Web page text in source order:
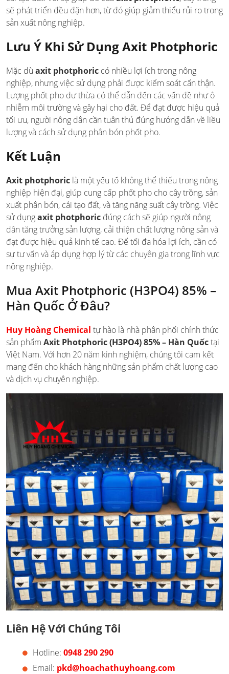
sẽ phát triển đều đặn hơn, từ đó giúp giảm thiểu rủi ro trong
sản xuất nông nghiệp.
Lưu Ý Khi Sử Dụng Axit Photphoric
Mặc dù axit photphoric có nhiều lợi ích trong nông
nghiệp, nhưng việc sử dụng phải được kiểm soát cẩn thận.
Lượng phốt pho dư thừa có thể dẫn đến các vấn đề như ô
nhiễm môi trường và gây hại cho đất. Để đạt được hiệu quả
tối ưu, người nông dân cần tuân thủ đúng hướng dẫn về liều
lượng và cách sử dụng phân bón phốt pho.
Kết Luận
Axit photphoric là một yếu tố không thể thiếu trong nông
nghiệp hiện đại, giúp cung cấp phốt pho cho cây trồng, sản
xuất phân bón, cải tạo đất, và tăng năng suất cây trồng. Việc
sử dụngaxit photphoric đúng cách sẽ giúp người nông
dân tăng trưởng sản lượng, cải thiện chất lượng nông sản và
đạt được hiệu quả kinh tế cao. Để tối đa hóa lợi ích, cần có
sự tư vấn và áp dụng hợp lý từ các chuyên gia trong lĩnh vực
nông nghiệp.
Mua Axit Photphoric (H3PO4) 85% –
Hàn Quốc Ở Đâu?
Huy Hoàng Chemical tự hào là nhà phân phối chính thức
sản phẩm Axit Photphoric (H3PO4) 85% – Hàn Quốctại
Việt Nam. Với hơn 20 năm kinh nghiệm, chúng tôi cam kết
mang đến cho khách hàng những sản phẩm chất lượng cao
và dịch vụ chuyên nghiệp.
Liên Hệ Với Chúng Tôi
Hotline: 0948 290 290
Email: pkd@hoachathuyhoang.com